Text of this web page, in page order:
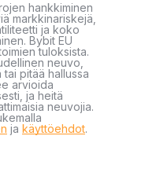
hankkiminen
markkinariskejä,
ja koko
Bybit EU
tuloksista.
neuvo,
pitää hallussa
arvioida
ja heitä
neuvojia.
ja käyttöehdot.